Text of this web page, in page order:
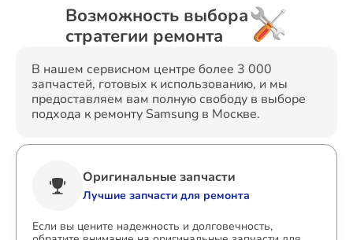
Возможность выбора
стратегии ремонта
В нашем сервисном центре более 3 000
запчастей, готовых к использованию, и мы
предоставляем вам полную свободу в выборе
подхода к ремонту Samsung в Москве.
Оригинальные запчасти
Лучшие запчасти для ремонта
Если вы цените надежность и долговечность,